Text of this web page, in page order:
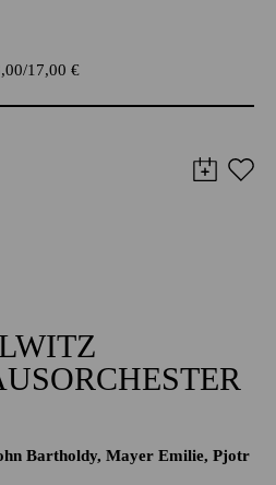
17,00 €
Bartholdy, Mayer Emilie, Pjotr